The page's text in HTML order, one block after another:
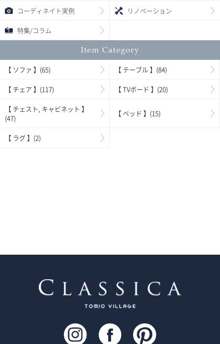
コーディネイト実例 リノベーション
特集/コラム
【 ソファ 】(65) 【 テーブル 】(84)
【 チェア 】(117) 【 TVボード 】(20)
【 チェスト, キャビネット 】
(47)
【 ベッド 】(15)
【 ラグ 】(2)